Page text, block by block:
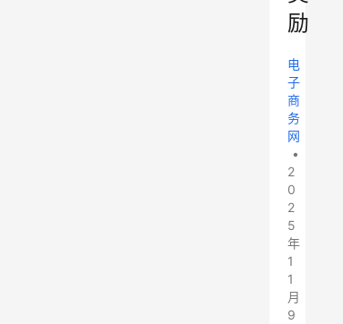
励
电
子
商
务
网
•
2
0
2
5
年
1
1
月
9